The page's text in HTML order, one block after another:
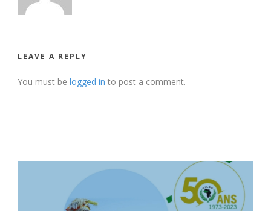
LEAVE A REPLY
You must be logged in to post a comment.